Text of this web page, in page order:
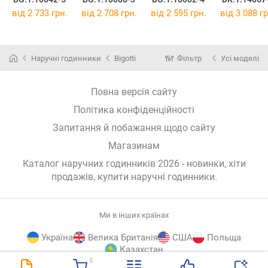
5
від 2 733 грн. від 2 708 грн. від 2 595 грн. від 3 088
Наручні годинники Bigotti Фільтр Усі моделі
Повна версія сайту
Політика конфіденційності
Запитання й побажання щодо сайту
Магазинам
Каталог наручних годинників 2026 - новинки, хіти
продажів, купити наручні годинники.
Ми в інших країнах
Україна Велика Британія США
Польща
Казахстан